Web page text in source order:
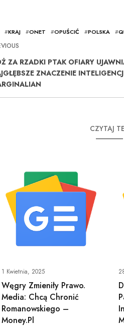
#KRAJ #ONET #OPUŚCIĆ #POLSKA #
ZA RZADKI PTAK OFIARY
ZNACZENIE
CZYTAJ
1 Kwietnia, 2025
Węgry Zmieniły Prawo.
Media: Chcą Chronić
Romanowskiego –
Money.pl